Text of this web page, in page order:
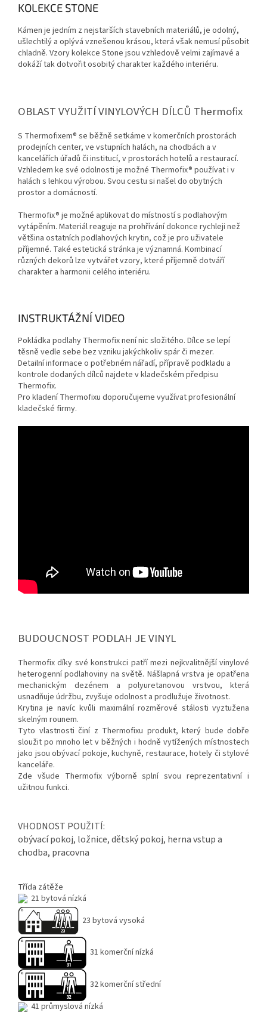
KOLEKCE STONE
Kámen je jedním z nejstarších stavebních materiálů, je odolný,
ušlechtilý a oplývá vznešenou krásou, která však nemusí působit
chladně. Vzory kolekce Stone jsou vzhledově velmi zajímavé a
dokáží tak dotvořit osobitý charakter každého interiéru.
OBLAST VYUŽITÍ VINYLOVÝCH DÍLCŮ Thermofix
S Thermofixem® se běžně setkáme v komerčních prostorách
prodejních center, ve vstupních halách, na chodbách a v
kancelářích úřadů či institucí, v prostorách hotelů a restaurací.
Vzhledem ke své odolnosti je možné Thermofix® používat i v
halách s lehkou výrobou. Svou cestu si našel do obytných
prostor a domácností.
Thermofix® je možné aplikovat do místností s podlahovým
vytápěním. Materiál reaguje na prohřívání dokonce rychleji než
většina ostatních podlahových krytin, což je pro uživatele
příjemné. Také estetická stránka je významná. Kombinací
různých dekorů lze vytvářet vzory, které příjemně dotváří
charakter a harmonii celého interiéru.
INSTRUKTÁŽNÍ VIDEO
Pokládka podlahy Thermofix není nic složitého. Dílce se lepí
těsně vedle sebe bez vzniku jakýchkoliv spár či mezer.
Detailní informace o potřebném nářadí, přípravě podkladu a
kontrole dodaných dílců najdete v kladečském předpisu
Thermofix.
Pro kladení Thermofixu doporučujeme využívat profesionální
kladečské firmy.
BUDOUCNOST PODLAH JE VINYL
Thermofix díky své konstrukci patří mezi nejkvalitnější vinylové
heterogenní podlahoviny na světě. Nášlapná vrstva je opatřena
mechanickým dezénem a polyuretanovou vrstvou, která
usnadňuje údržbu, zvyšuje odolnost a prodlužuje životnost.
Krytina je navíc kvůli maximální rozměrové stálosti vyztužena
skelným rounem.
Tyto vlastnosti činí z Thermofixu produkt, který bude dobře
sloužit po mnoho let v běžných i hodně vytížených místnostech
jako jsou obývací pokoje, kuchyně, restaurace, hotely či stylové
kanceláře.
Zde všude Thermofix výborně splní svou reprezentativní i
užitnou funkci.
VHODNOST POUŽITÍ:
obývací pokoj, ložnice, dětský pokoj, herna vstup a
chodba, pracovna
Třída zátěže
21 bytová nízká
23 bytová vysoká
31 komerční nízká
32 komerční střední
41 průmyslová nízká